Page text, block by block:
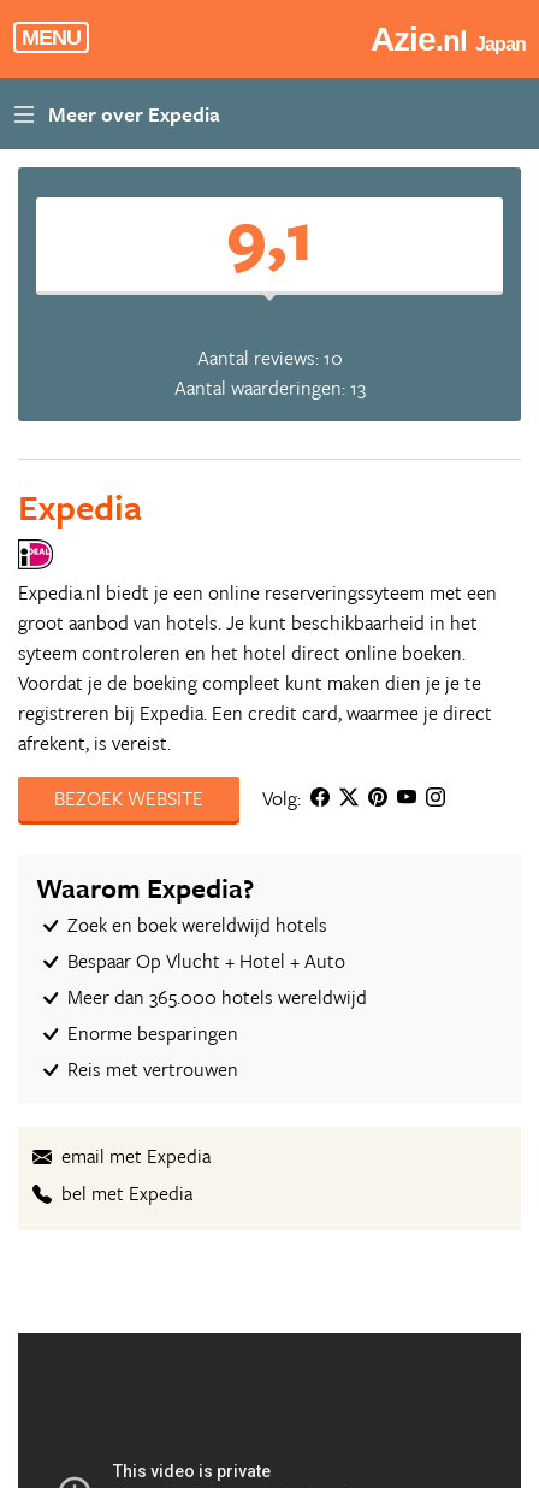
MENU Azie.nl Japan
9,1
Aantal reviews: 10
Aantal waarderingen: 13
Expedia
Expedia.nl biedt je een online reserveringssyteem met een
groot aanbod van hotels. Je kunt beschikbaarheid in het
syteem controleren en het hotel direct online boeken.
Voordat je de boeking compleet kunt maken dien je je te
registreren bij Expedia. Een credit card, waarmee je direct
afrekent, is vereist.
BEZOEK WEBSITE
Volg:
Waarom Expedia?
Zoek en boek wereldwijd hotels
Bespaar Op Vlucht + Hotel + Auto‎
Meer dan 365.000 hotels wereldwijd
Enorme besparingen
Reis met vertrouwen
email met Expedia
bel met Expedia